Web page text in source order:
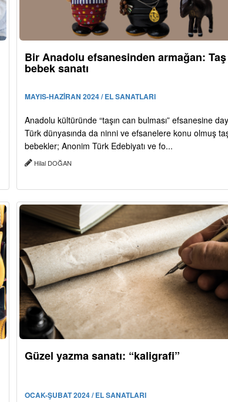
Bir Anadolu efsanesinden armağan: Taş
bebek sanatı
MAYIS-HAZİRAN 2024 / EL SANATLARI
Anadolu kültüründe “taşın can bulması” efsanesine
Türk dünyasında da ninni ve efsanelere konu olmuş
bebekler; Anonim Türk Edebiyatı ve fo...
Hilal DOĞAN
Güzel yazma sanatı: “kaligrafi”
OCAK-ŞUBAT 2024 / EL SANATLARI